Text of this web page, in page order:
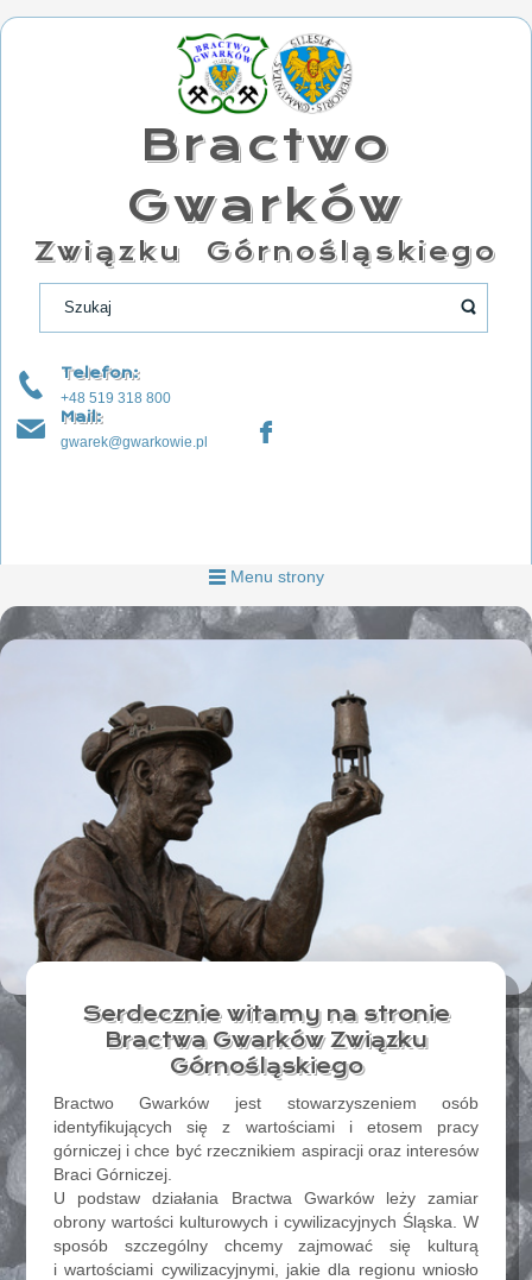
Bractwo
Gwarków
Związku Górnośląskiego
Telefon:
+48 519 318 800
Mail:
gwarek@gwarkowie.pl
Menu strony
Serdecznie witamy na stronie
Bractwa Gwarków Związku
Górnośląskiego
Bractwo Gwarków jest stowarzyszeniem osób
identyfikujących się z wartościami i etosem pracy
górniczej i chce być rzecznikiem aspiracji oraz interesów
Braci Górniczej.
U podstaw działania Bractwa Gwarków leży zamiar
obrony wartości kulturowych i cywilizacyjnych Śląska. W
sposób szczególny chcemy zajmować się kulturą
i wartościami cywilizacyjnymi, jakie dla regionu wniosło